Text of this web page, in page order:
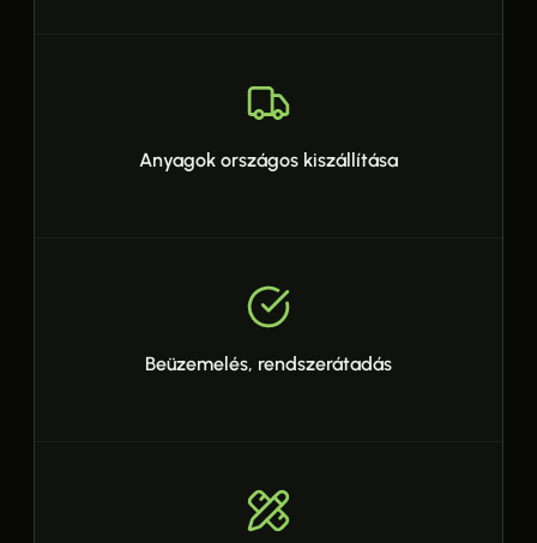
Anyagok országos kiszállítása
Beüzemelés, rendszerátadás